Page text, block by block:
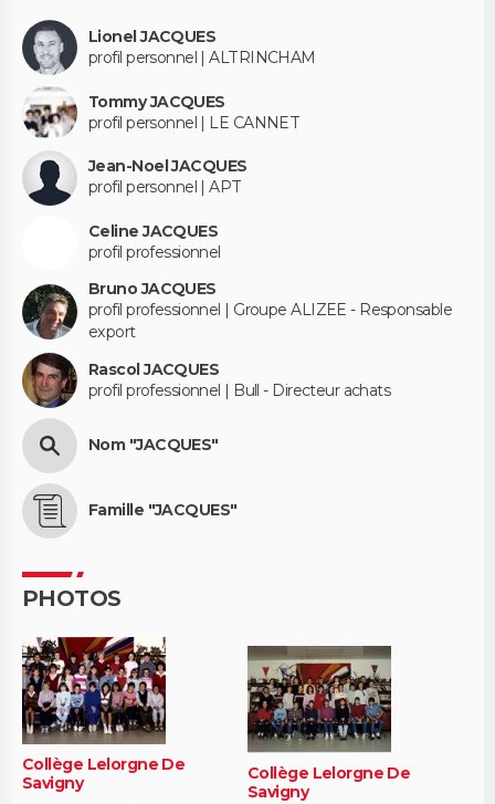
Lionel JACQUES
profil personnel | ALTRINCHAM
Tommy JACQUES
profil personnel | LE CANNET
Jean-Noel JACQUES
profil personnel | APT
Celine JACQUES
profil professionnel
Bruno JACQUES
profil professionnel | Groupe ALIZEE - Responsable
export
Rascol JACQUES
profil professionnel | Bull - Directeur achats
Nom "JACQUES"
Famille "JACQUES"
PHOTOS
Collège Lelorgne De
Savigny
Collège Lelorgne De
Savigny